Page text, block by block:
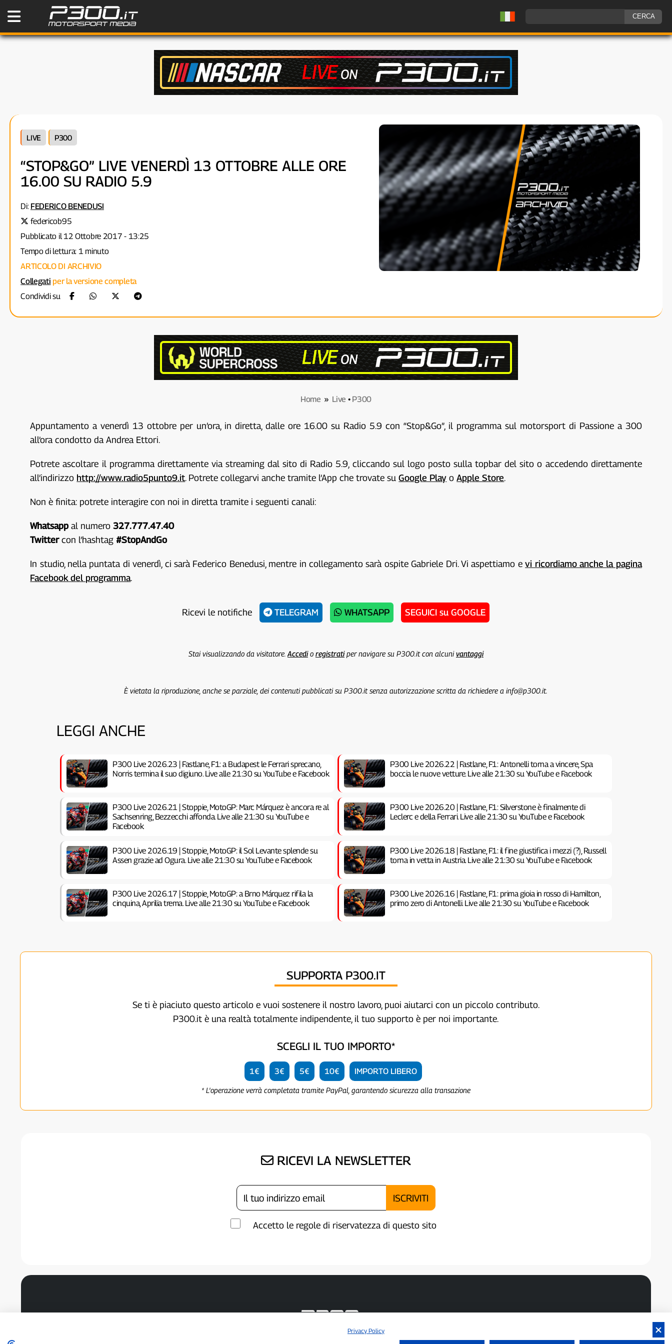
LIVE P300
“STOP&GO” LIVE VENERDÌ 13 OTTOBRE ALLE ORE
16.00 SU RADIO 5.9
Di: FEDERICO BENEDUSI
federicob95
Pubblicato il 12 Ottobre 2017 - 13:25
Tempo di lettura: 1 minuto
ARTICOLO DI ARCHIVIO
Collegati per la versione completa
Condividi su
Home » Live • P300
Appuntamento a venerdì 13 ottobre per un’ora, in diretta, dalle ore 16.00 su Radio 5.9 con “Stop&Go”, il programma sul motorsport di Passione a 300
all’ora condotto da Andrea Ettori.
Potrete ascoltare il programma direttamente via streaming dal sito di Radio 5.9, cliccando sul logo posto sulla topbar del sito o accedendo direttamente
all’indirizzo http://www.radio5punto9.it. Potrete collegarvi anche tramite l’App che trovate suGoogle Play oApple Store.
Non è finita: potrete interagire con noi in diretta tramite i seguenti canali:
Whatsapp al numero327.777.47.40
Twittercon l’hashtag#StopAndGo
In studio, nella puntata di venerdì, ci sarà Federico Benedusi, mentre in collegamento sarà ospite Gabriele Dri. Vi aspettiamo evi ricordiamo anche la pagina
Facebook del programma.
Ricevi le notifiche TELEGRAM WHATSAPP SEGUICI su GOOGLE
Stai visualizzando da visitatore. Accedio registratiper navigare su P300.it con alcunivantaggi
È vietata la riproduzione, anche se parziale, dei contenuti pubblicati su P300.it senza autorizzazione scritta da richiedere a info@p300.it.
LEGGI ANCHE
P300 Live 2026.23 | Fastlane, F1: a Budapest le Ferrari sprecano,
Norris termina il suo digiuno. Live alle 21:30 su YouTube e Facebook
P300 Live 2026.22 | Fastlane, F1: Antonelli torna a vincere, Spa
boccia le nuove vetture. Live alle 21:30 su YouTube e Facebook
P300 Live 2026.21 | Stoppie, MotoGP: Marc Márquez è ancora re al
Sachsenring, Bezzecchi affonda. Live alle 21:30 su YouTube e
Facebook
P300 Live 2026.20 | Fastlane, F1: Silverstone è finalmente di
Leclerc e della Ferrari. Live alle 21:30 su YouTube e Facebook
P300 Live 2026.19 | Stoppie, MotoGP: il Sol Levante splende su
Assen grazie ad Ogura. Live alle 21:30 su YouTube e Facebook
P300 Live 2026.18 | Fastlane, F1: il fine giustifica i mezzi (?), Russell
torna in vetta in Austria. Live alle 21:30 su YouTube e Facebook
P300 Live 2026.17 | Stoppie, MotoGP: a Brno Márquez rifila la
cinquina, Aprilia trema. Live alle 21:30 su YouTube e Facebook
P300 Live 2026.16 | Fastlane, F1: prima gioia in rosso di Hamilton,
primo zero di Antonelli. Live alle 21:30 su YouTube e Facebook
SUPPORTA P300.IT
Se ti è piaciuto questo articolo e vuoi sostenere il nostro lavoro, puoi aiutarci con un piccolo contributo.
P300.it è una realtà totalmente indipendente, il tuo supporto è per noi importante.
SCEGLI IL TUO IMPORTO*
1€ 3€ 5€ 10€ IMPORTO LIBERO
* L'operazione verrà completata tramite PayPal, garantendo sicurezza alla transazione
RICEVI LA NEWSLETTER
Accetto le regole di riservatezza di questo sito
P300.it è una Testata Giornalistica indipendente
Privacy Policy